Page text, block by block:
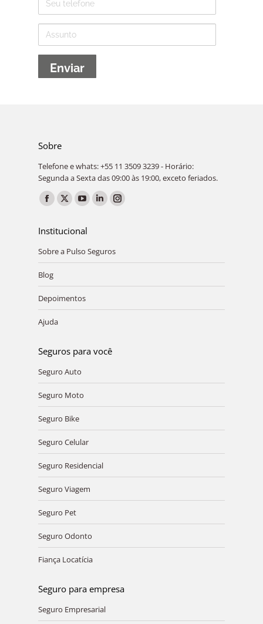
Assunto
Sobre
Telefone e whats: +55 11 3509 3239 - Horário:
Segunda a Sexta das 09:00 às 19:00, exceto feriados.
Encontre-nos em:
Facebook
opens
in
window
X
opens
in
YouTube
opens
in
Linkedin
in
Instagram
Institucional
Sobre a Pulso Seguros
Blog
Depoimentos
Ajuda
Seguros para você
Seguro Auto
Seguro Moto
Seguro Bike
Seguro Celular
Seguro Residencial
Seguro Viagem
Seguro Pet
Seguro Odonto
Fiança Locatícia
Seguro para empresa
Seguro Empresarial